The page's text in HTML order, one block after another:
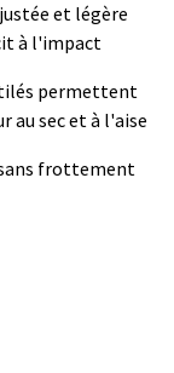
et légère
à l'impact
permettent
au sec et à l'aise
sans frottement